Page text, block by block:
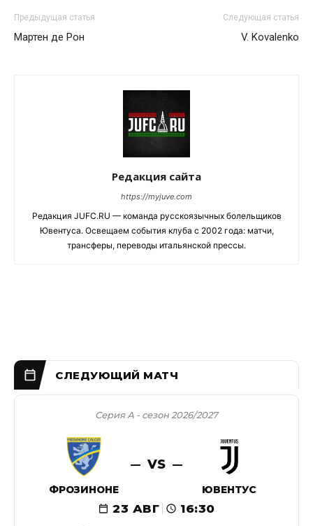
Предыдущая статья
Мартен де Рон
Следующая статья
V. Kovalenko
Редакция сайта
https://myjuve.com
Редакция JUFC.RU — команда русскоязычных болельщиков
Ювентуса. Освещаем события клуба с 2002 года: матчи,
трансферы, переводы итальянской прессы.
Серия А - сезон 2026/2027
ФРОЗИНОНЕ
VS
ЮВЕНТУС
23 АВГ 16:30